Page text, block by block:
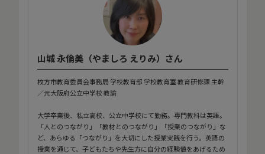
山城 永倫美（やましろ えりみ）さん
枚方市教育委員会事務局 学校教育部 学校教育室 教育研修課 主幹
／元大阪府公立中学校 教諭
大学卒業後、私立高校、公立中学校にて勤務。専門教科は英語。
「人とのつながり」「教材とのつながり」「授業のつながり」な
ど、あらゆる「つながり」を大切にした授業実践を行う。英語の
授業を通じて、子どもたちや先生方に自分の経験値をあげるため